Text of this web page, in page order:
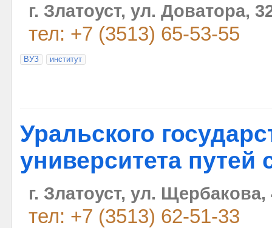
г. Златоуст, ул. Доватора,
тел: +7 (3513) 65-53-55
ВУЗ институт
Уральского
университета путей
г. Златоуст, ул. Щербакова,
тел: +7 (3513) 62-51-33